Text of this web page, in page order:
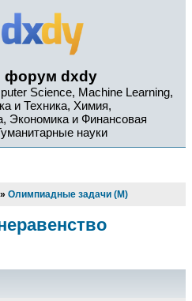
форум dxdy
Science, Machine Learning,
и Техника, Химия,
Экономика и Финансовая
науки
» Олимпиадные задачи (М)